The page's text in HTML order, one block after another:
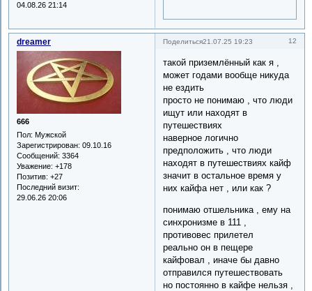
04.08.26 21:14
Поделиться 12
21.07.25 19:23
dreamer
666
Пол: Мужской
Зарегистрирован: 09.10.16
Сообщений: 3364
Уважение: +178
Позитив: +27
Последний визит:
29.06.26 20:06
такой приземлённый как я ,
может годами вообще никуда
не ездить
просто не понимаю , что люди
ищут или находят в
путешествиях
наверное логично
предположить , что люди
находят в путешествиях кайф
значит в остальное время у
них кайфа нет , или как ?
понимаю отшельника , ему на
синхронизме в 111 ,
противовес прилетел
реально он в пещере
кайфовал , иначе бы давно
отправился путешествовать
но постоянно в кайфе нельзя ,